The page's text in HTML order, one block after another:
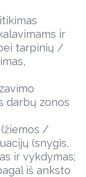
ir
tarpinių /
darbų zonos
/
(snygis,
ir vykdymas;
iš anksto